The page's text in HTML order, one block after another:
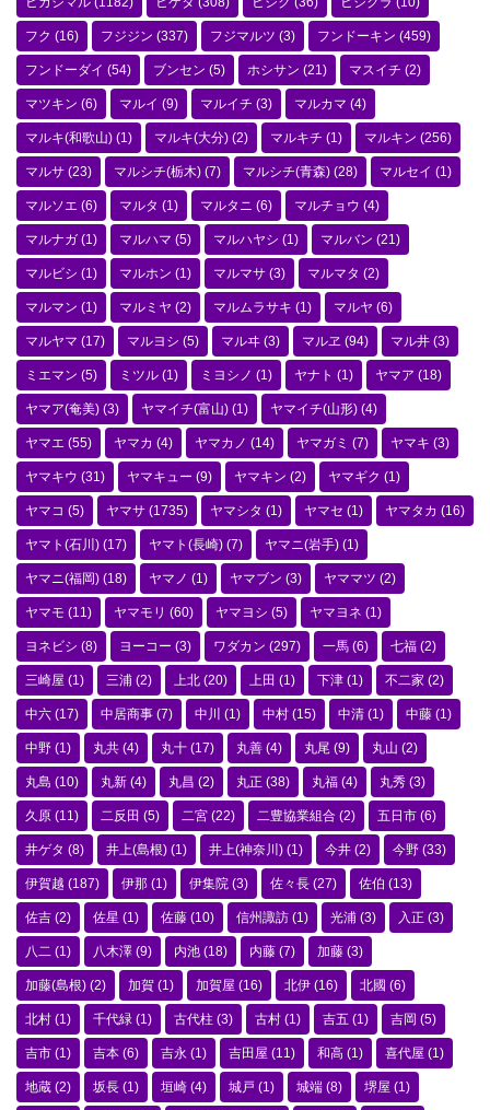
フク (16) フジジン (337) フジマルツ (3) フンドーキン (459)
フンドーダイ (54) ブンセン (5) ホシサン (21) マスイチ (2)
マツキン (6) マルイ (9) マルイチ (3) マルカマ (4)
マルキ(和歌山) (1) マルキ(大分) (2) マルキチ (1) マルキン (256)
マルサ (23) マルシチ(栃木) (7) マルシチ(青森) (28) マルセイ (1)
マルソエ (6) マルタ (1) マルタニ (6) マルチョウ (4)
マルナガ (1) マルハマ (5) マルハヤシ (1) マルバン (21)
マルビシ (1) マルホン (1) マルマサ (3) マルマタ (2)
マルマン (1) マルミヤ (2) マルムラサキ (1) マルヤ (6)
マルヤマ (17) マルヨシ (5) マルヰ (3) マルヱ (94) マル井 (3)
ミエマン (5) ミツル (1) ミヨシノ (1) ヤナト (1) ヤマア (18)
ヤマア(奄美) (3) ヤマイチ(富山) (1) ヤマイチ(山形) (4)
ヤマエ (55) ヤマカ (4) ヤマカノ (14) ヤマガミ (7) ヤマキ (3)
ヤマキウ (31) ヤマキュー (9) ヤマキン (2) ヤマギク (1)
ヤマコ (5) ヤマサ (1735) ヤマシタ (1) ヤマセ (1) ヤマタカ (16)
ヤマト(石川) (17) ヤマト(長崎) (7) ヤマニ(岩手) (1)
ヤマニ(福岡) (18) ヤマノ (1) ヤマブン (3) ヤママツ (2)
ヤマモ (11) ヤマモリ (60) ヤマヨシ (5) ヤマヨネ (1)
ヨネビシ (8) ヨーコー (3) ワダカン (297) 一馬 (6) 七福 (2)
三崎屋 (1) 三浦 (2) 上北 (20) 上田 (1) 下津 (1) 不二家 (2)
中六 (17) 中居商事 (7) 中川 (1) 中村 (15) 中清 (1) 中藤 (1)
中野 (1) 丸共 (4) 丸十 (17) 丸善 (4) 丸尾 (9) 丸山 (2)
丸島 (10) 丸新 (4) 丸昌 (2) 丸正 (38) 丸福 (4) 丸秀 (3)
久原 (11) 二反田 (5) 二宮 (22) 二豊協業組合 (2) 五日市 (6)
井ゲタ (8) 井上(島根) (1) 井上(神奈川) (1) 今井 (2) 今野 (33)
伊賀越 (187) 伊那 (1) 伊集院 (3) 佐々長 (27) 佐伯 (13)
佐吉 (2) 佐星 (1) 佐藤 (10) 信州諏訪 (1) 光浦 (3) 入正 (3)
八二 (1) 八木澤 (9) 内池 (18) 内藤 (7) 加藤 (3)
加藤(島根) (2) 加賀 (1) 加賀屋 (16) 北伊 (16) 北國 (6)
北村 (1) 千代緑 (1) 古代柱 (3) 古村 (1) 吉五 (1) 吉岡 (5)
吉市 (1) 吉本 (6) 吉永 (1) 吉田屋 (11) 和高 (1) 喜代屋 (1)
地蔵 (2) 坂長 (1) 垣崎 (4) 城戸 (1) 城端 (8) 堺屋 (1)